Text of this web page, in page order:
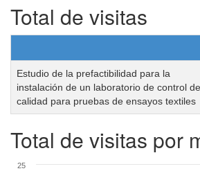
Total de visitas
Estudio de la prefactibilidad para la
instalación de un laboratorio de control de
calidad para pruebas de ensayos textiles
Total de visitas por
25